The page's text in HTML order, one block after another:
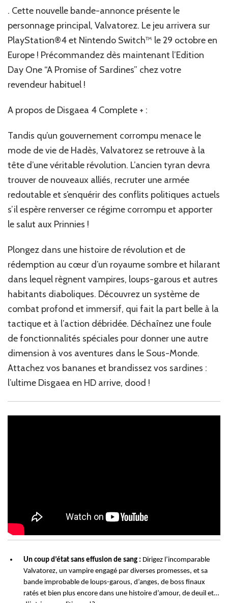
. Cette nouvelle bande-annonce présente le
personnage principal, Valvatorez. Le jeu arrivera sur
PlayStation®4 et Nintendo Switch™ le 29 octobre en
Europe ! Précommandez dès maintenant l’Edition
Day One “A Promise of Sardines” chez votre
revendeur habituel !
A propos de Disgaea 4 Complete + :
Tandis qu’un gouvernement corrompu menace le
mode de vie de Hadès, Valvatorez se retrouve à la
tête d’une véritable révolution. L’ancien tyran devra
trouver de nouveaux alliés, recruter une armée
redoutable et s’enquérir des conflits politiques actuels
s’il espère renverser ce régime corrompu et apporter
le salut aux Prinnies !
Plongez dans une histoire de révolution et de
rédemption au cœur d’un royaume sombre et hilarant
dans lequel règnent vampires, loups-garous et autres
habitants diaboliques. Découvrez un système de
combat profond et immersif, qui fait la part belle à la
tactique et à l’action débridée. Déchaînez une foule
de fonctionnalités spéciales pour donner une autre
dimension à vos aventures dans le Sous-Monde.
Attachez vos bananes et brandissez vos sardines :
l’ultime Disgaea en HD arrive, dood !
Un coup d’état sans effusion de sang : Dirigez l’incomparable
Valvatorez, un vampire engagé par diverses promesses, et sa
bande improbable de loups-garous, d’anges, de boss finaux
ratés et bien plus encore dans une histoire d’amour, de deuil et…